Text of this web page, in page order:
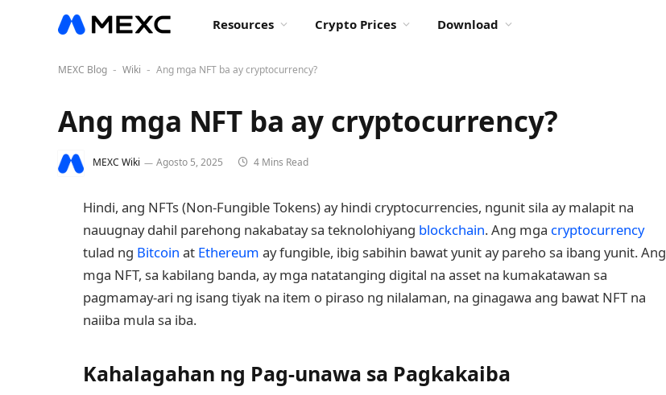
Resources Crypto Prices Download
MEXC Blog - Wiki - Ang mga NFT ba ay cryptocurrency?
Ang mga NFT ba ay cryptocurrency?
MEXC Wiki Agosto 5, 2025 4 Mins Read
Hindi, ang NFTs (Non-Fungible Tokens) ay hindi cryptocurrencies, ngunit sila ay malapit na
nauugnay dahil parehong nakabatay sa teknolohiyang blockchain. Ang mga cryptocurrency
tulad ng Bitcoin at Ethereum ay fungible, ibig sabihin bawat yunit ay pareho sa ibang yunit. Ang
mga NFT, sa kabilang banda, ay mga natatanging digital na asset na kumakatawan sa
pagmamay-ari ng isang tiyak na item o piraso ng nilalaman, na ginagawa ang bawat NFT na
naiiba mula sa iba.
Kahalagahan ng Pag-unawa sa Pagkakaiba